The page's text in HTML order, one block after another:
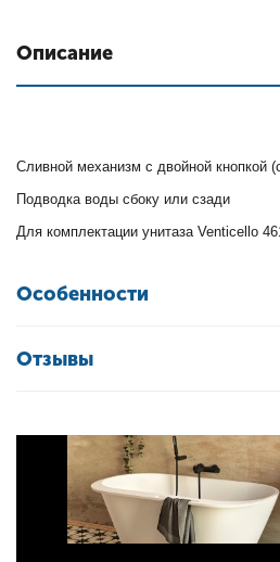
Описание
Сливной механизм с двойной кнопкой
Подводка воды сбоку или сзади
Для комплектации унитаза Venticello
Особенности
Отзывы